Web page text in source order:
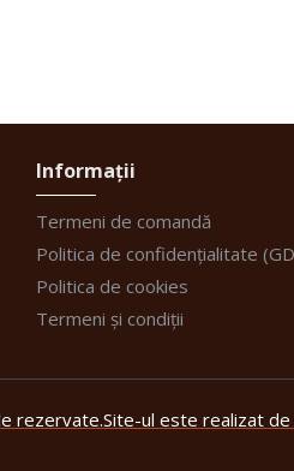
Informații
Termeni de comandă
Politica de confidențialitate
Politica de cookies
Termeni și condiții
rezervate.Site-ul este realizat de